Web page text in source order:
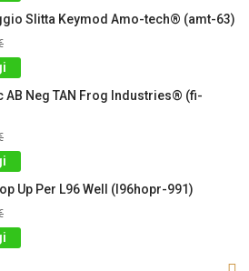
Slitta Keymod Amo-tech® (amt-63)
AB Neg TAN Frog Industries® (fi-
Up Per L96 Well (l96hopr-991)